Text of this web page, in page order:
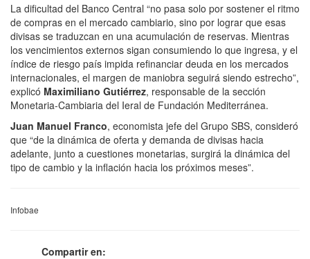
La dificultad del Banco Central “no pasa solo por sostener el ritmo
de compras en el mercado cambiario, sino por lograr que esas
divisas se traduzcan en una acumulación de reservas. Mientras
los vencimientos externos sigan consumiendo lo que ingresa, y el
índice de riesgo país impida refinanciar deuda en los mercados
internacionales, el margen de maniobra seguirá siendo estrecho”,
explicó Maximiliano Gutiérrez, responsable de la sección
Monetaria-Cambiaria del Ieral de Fundación Mediterránea.
Juan Manuel Franco, economista jefe del Grupo SBS, consideró
que “de la dinámica de oferta y demanda de divisas hacia
adelante, junto a cuestiones monetarias, surgirá la dinámica del
tipo de cambio y la inflación hacia los próximos meses”.
Infobae
Compartir en: